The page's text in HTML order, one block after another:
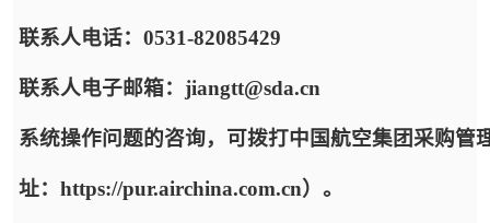
联系人电话：0531-82085429
联系人电子邮箱：jiangtt@sda.cn
系统操作问题的咨询，可拨打中国航空集团采购
址：https://pur.airchina.com.cn）。